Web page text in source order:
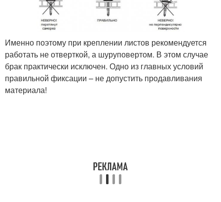
Именно поэтому при креплении листов рекомендуется
работать не отверткой, а шуруповертом. В этом случае
брак практически исключен. Одно из главных условий
правильной фиксации – не допустить продавливания
материала!